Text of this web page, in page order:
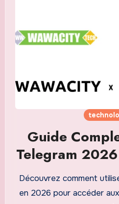
Guide
Telegram 2026
pour Accéder
en Ligne en
Découvrez comment
en 2026 pour accéder